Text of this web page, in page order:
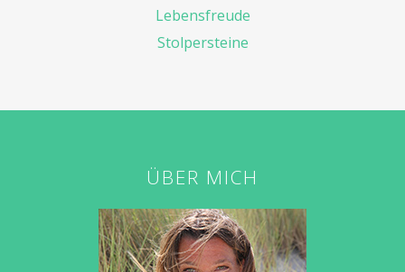
Lebensfreude
Stolpersteine
ÜBER MICH